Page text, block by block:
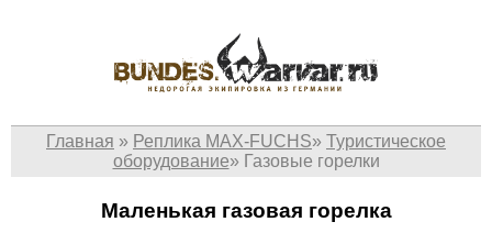
Главная » Реплика MAX-FUCHS» Туристическое
оборудование» Газовые горелки
Маленькая газовая горелка